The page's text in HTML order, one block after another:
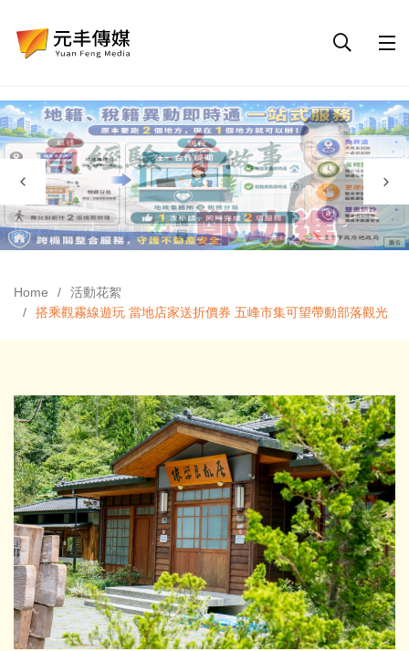
Home
活動花絮
搭乘觀霧線遊玩 當地店家送折價券 五峰市集可望帶動部落觀光